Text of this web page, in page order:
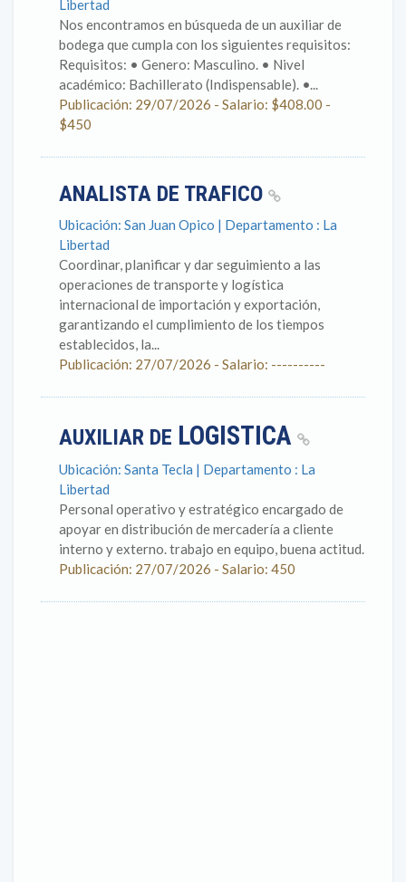
Libertad
Nos encontramos en búsqueda de un auxiliar de
bodega que cumpla con los siguientes requisitos:
Requisitos: • Genero: Masculino. • Nivel
académico: Bachillerato (Indispensable). •...
Publicación: 29/07/2026 - Salario: $408.00 -
$450
ANALISTA DE TRAFICO
Ubicación: San Juan Opico | Departamento : La
Libertad
Coordinar, planificar y dar seguimiento a las
operaciones de transporte y logística
internacional de importación y exportación,
garantizando el cumplimiento de los tiempos
establecidos, la...
Publicación: 27/07/2026 - Salario: ----------
AUXILIAR DE LOGISTICA
Ubicación: Santa Tecla | Departamento : La
Libertad
Personal operativo y estratégico encargado de
apoyar en distribución de mercadería a cliente
interno y externo. trabajo en equipo, buena actitud.
Publicación: 27/07/2026 - Salario: 450